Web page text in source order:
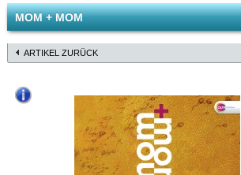
MOM + MOM
ARTIKEL ZURÜCK